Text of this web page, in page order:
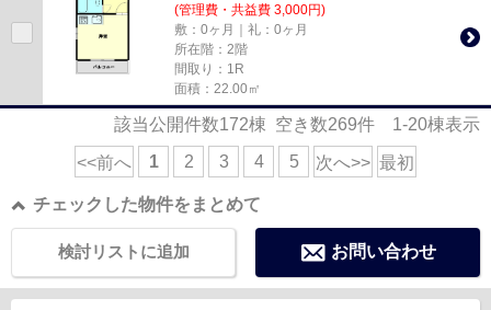
(管理費・共益費 3,000円)
敷：0ヶ月｜礼：0ヶ月
所在階：2階
間取り：1R
面積：22.00㎡
該当公開件数172棟 空き数269件 1-20棟表示
<<前へ 1 2 3 4 5 次へ>> 最初
チェックした物件をまとめて
お問い合わせ
検討リストに追加